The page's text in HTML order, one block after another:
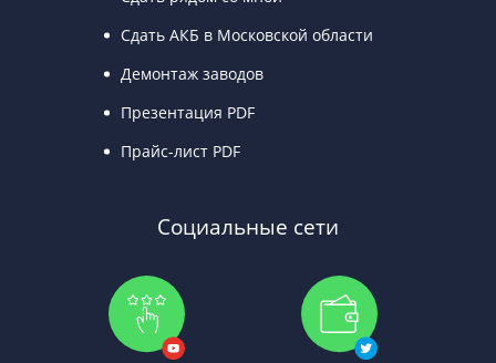
Сдать АКБ в Московской области
Демонтаж заводов
Презентация PDF
Прайс-лист PDF
Социальные сети